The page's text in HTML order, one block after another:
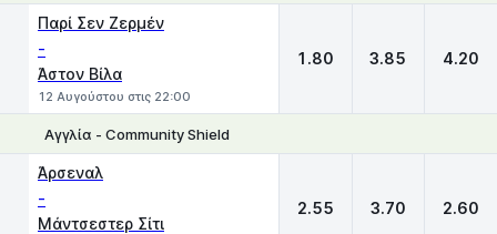
Παρί Σεν Ζερμέν
-
Άστον Βίλα
12 Αυγούστου στις 22:00
1.80 3.85 4.20
Αγγλία - Community Shield
Άρσεναλ
-
Μάντσεστερ Σίτι
2.55 3.70 2.60